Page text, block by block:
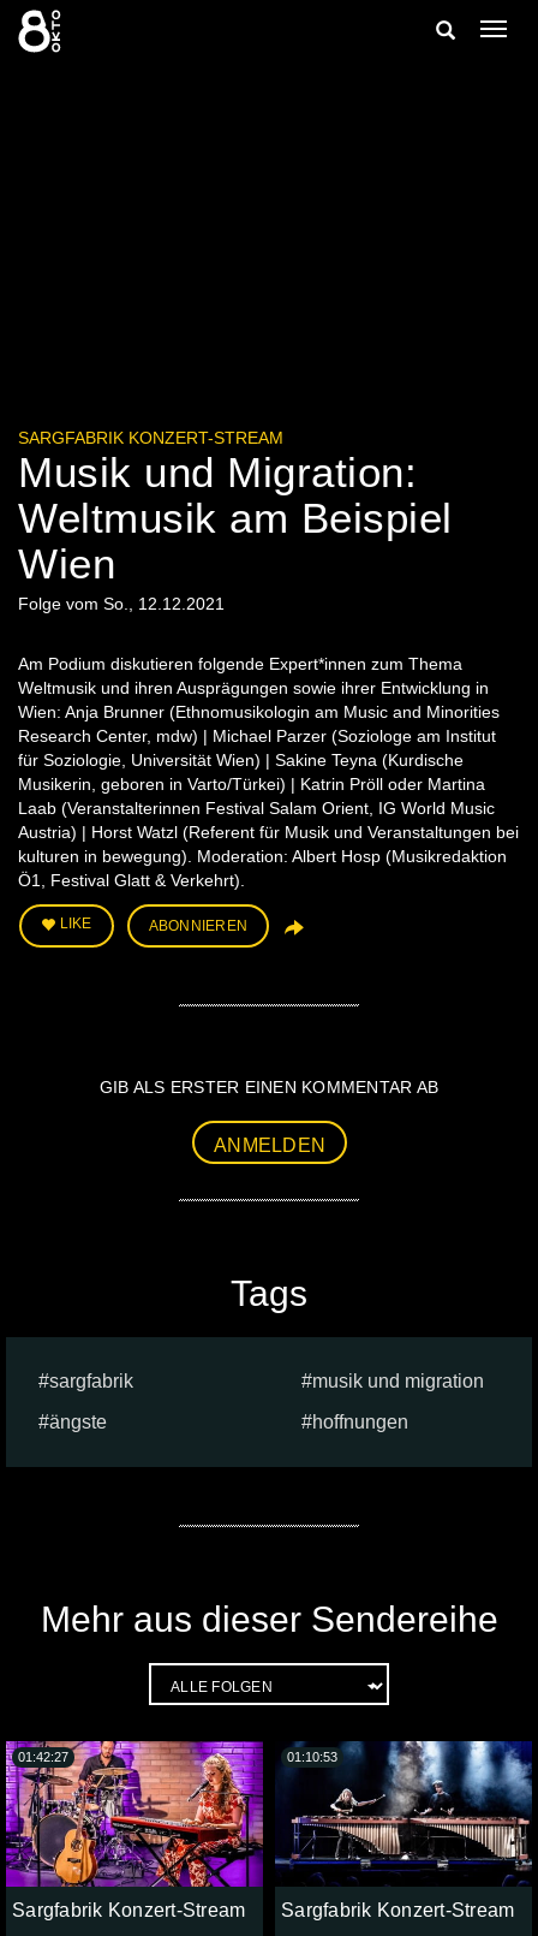
Zum
Inhalt
springen
Suche
SARGFABRIK KONZERT-STREAM
Musik und Migration:
Weltmusik am Beispiel
Wien
Folge vom So., 12.12.2021
Am Podium diskutieren folgende Expert*innen zum Thema
Weltmusik und ihren Ausprägungen sowie ihrer Entwicklung in
Wien: Anja Brunner (Ethnomusikologin am Music and Minorities
Research Center, mdw) | Michael Parzer (Soziologe am Institut
für Soziologie, Universität Wien) | Sakine Teyna (Kurdische
Musikerin, geboren in Varto/Türkei) | Katrin Pröll oder Martina
Laab (Veranstalterinnen Festival Salam Orient, IG World Music
Austria) | Horst Watzl (Referent für Musik und Veranstaltungen bei
kulturen in bewegung). Moderation: Albert Hosp (Musikredaktion
Ö1, Festival Glatt & Verkehrt).
LIKE ABONNIEREN
GIB ALS ERSTER EINEN KOMMENTAR AB
ANMELDEN
Tags
sargfabrik
musik und migration
ängste
hoffnungen
Mehr aus dieser Sendereihe
Sargfabrik Konzert-Stream
01:42:27
Sargfabrik Konzert-Stream
01:10:53